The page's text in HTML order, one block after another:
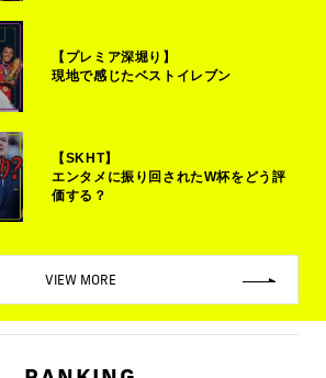
【プレミア深堀り】
現地で感じたベストイレブン
【SKHT】
エンタメに振り回されたW杯をどう評
価する？
VIEW MORE